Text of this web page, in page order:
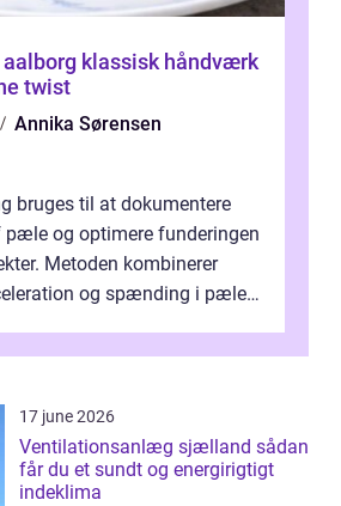
håndværk
twist
Annika Sørensen
bruges til at dokumentere
og optimere funderingen
Metoden kombinerer
og spænding i pælen,
17 june 2026
Ventilationsanlæg sjælland sådan
får du et sundt og energirigtigt
indeklima